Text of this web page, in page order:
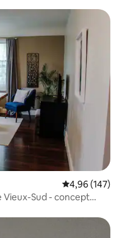
Note
4,96 (147)
Vieux-Sud - concept